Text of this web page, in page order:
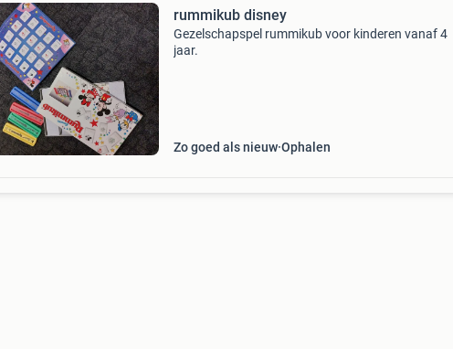
rummikub disney
Gezelschapspel rummikub voor kinderen vanaf 4
jaar.
Zo goed als nieuw Ophalen